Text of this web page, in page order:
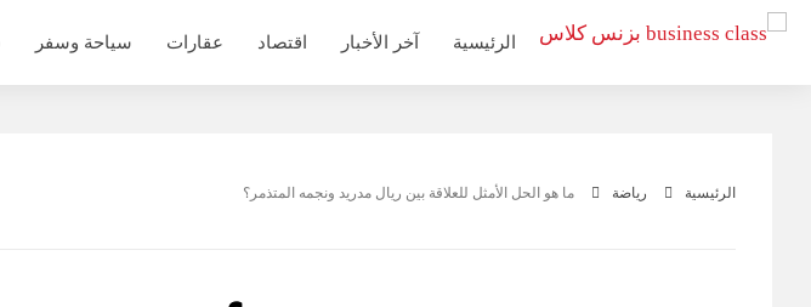
التجاوز
الرئيسية آخر الأخبار اقتصاد عقارات سياحة وسفر
الرئيسية رياضة ما هو الحل الأمثل للعلاقة بين ريال مدريد ونجمه المتذمر؟